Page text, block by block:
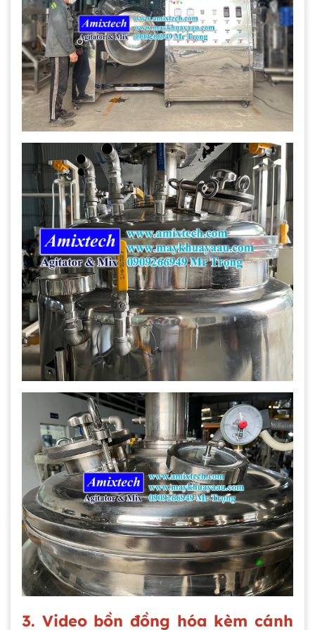
3. Video bồn đồng hóa kèm cánh
Gia công bồn khuấy, silo chứa nguyên liệu
tại công ty Á Âu
Bồn khuấy công nghiệp là gì? Ứng dụng, cấu
tạo và cách chọn mua hiệu quả
Bồn Khuấy Phụ Gia Sơn - Giải Pháp Tối Ưu